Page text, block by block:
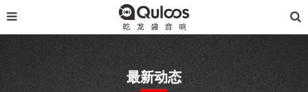
最新动态